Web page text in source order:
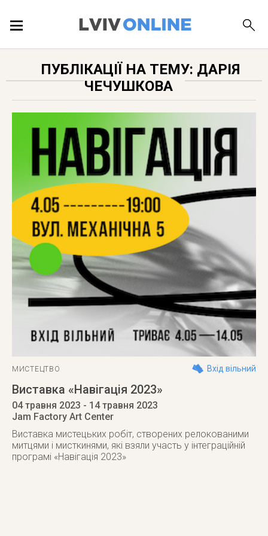
ПУБЛІКАЦІЇ
ДОВІДКА
ПУБЛІКАЦІЇ НА ТЕМУ: ДАРІЯ
ЧЕЧУШКОВА
МИСТЕЦТВО Вхід вільний
Виставка «Навігація 2023»
04 травня 2023 - 14 травня 2023
Jam Factory Art Center
Виставка мистецьких робіт, створених релокованими
митцями і мисткинями, які взяли участь у інтеграційній
програмі «Навігація 2023»